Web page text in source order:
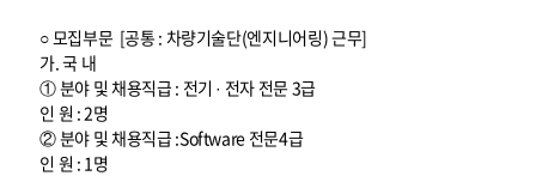
○ 모집부문 [공통 : 차량기술단(엔지니어링) 근무]
가. 국 내
① 분야 및 채용직급 : 전기 · 전자 전문 3급
인 원 : 2명
② 분야 및 채용직급 :Software 전문4급
인 원 : 1명